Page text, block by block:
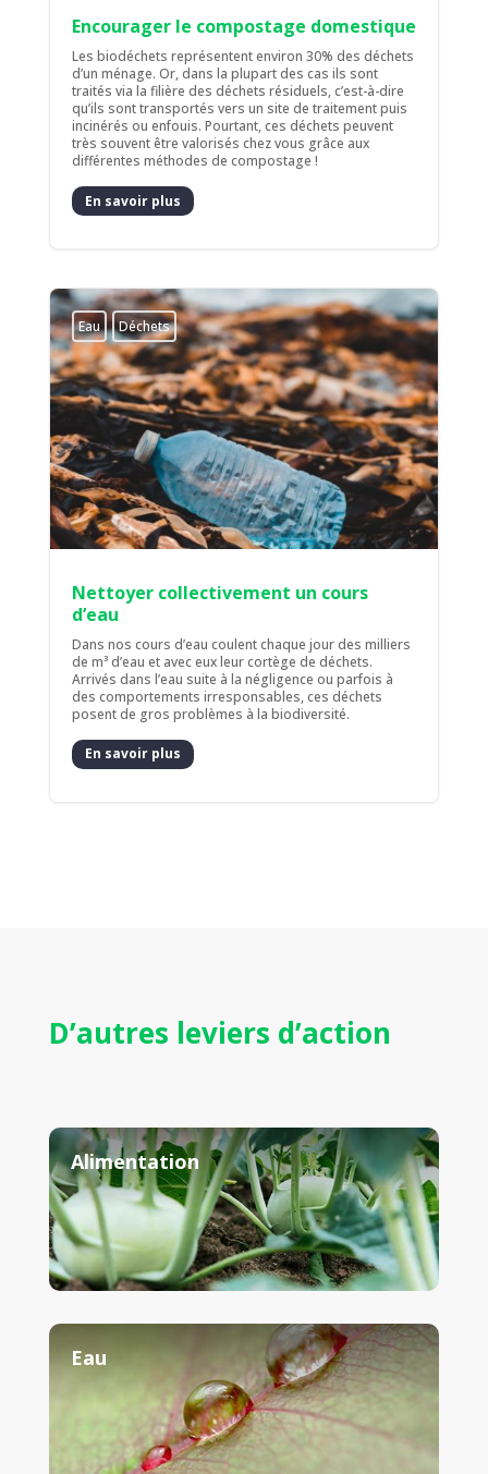
Encourager le compostage domestique
Les biodéchets représentent environ 30% des déchets
d’un ménage. Or, dans la plupart des cas ils sont
traités via la filière des déchets résiduels, c’est-à-dire
qu’ils sont transportés vers un site de traitement puis
incinérés ou enfouis. Pourtant, ces déchets peuvent
très souvent être valorisés chez vous grâce aux
différentes méthodes de compostage !
En savoir plus
Eau Déchets
Nettoyer collectivement un cours
d’eau
Dans nos cours d’eau coulent chaque jour des milliers
de m³ d’eau et avec eux leur cortège de déchets.
Arrivés dans l’eau suite à la négligence ou parfois à
des comportements irresponsables, ces déchets
posent de gros problèmes à la biodiversité.
En savoir plus
D’autres leviers d’action
Alimentation
Eau